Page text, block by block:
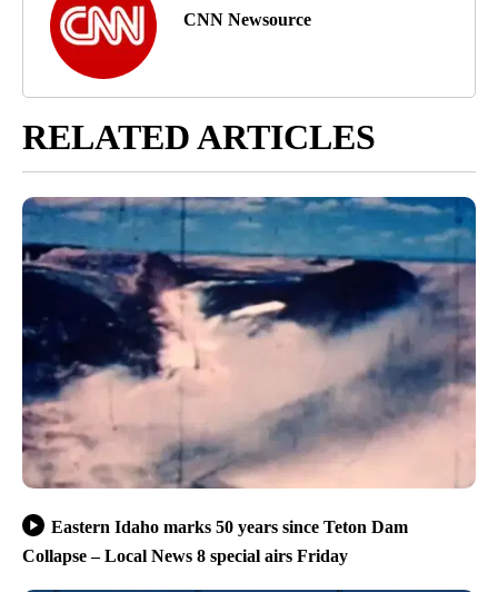
CNN Newsource
RELATED ARTICLES
Eastern Idaho marks 50 years since Teton Dam
Collapse – Local News 8 special airs Friday